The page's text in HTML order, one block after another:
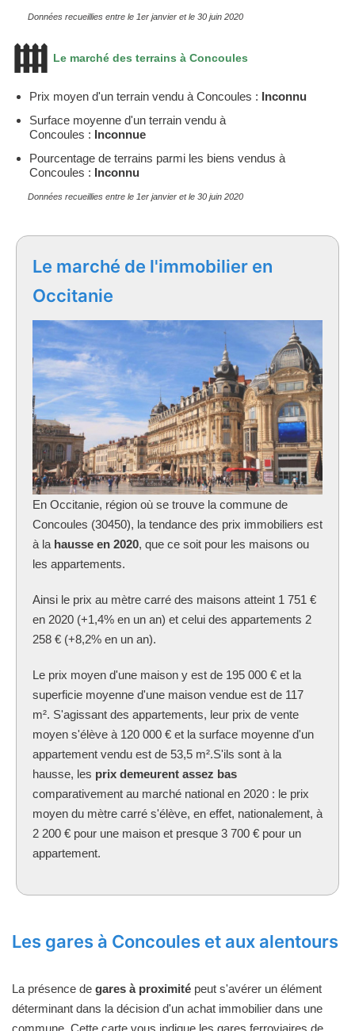
Données recueillies entre le 1er janvier et le 30 juin 2020
Le marché des terrains à Concoules
Prix moyen d'un terrain vendu à Concoules : Inconnu
Surface moyenne d'un terrain vendu à
Concoules : Inconnue
Pourcentage de terrains parmi les biens vendus à
Concoules : Inconnu
Données recueillies entre le 1er janvier et le 30 juin 2020
Le marché de l'immobilier en
Occitanie
En Occitanie, région où se trouve la commune de
Concoules (30450), la tendance des prix immobiliers est
à la hausse en 2020, que ce soit pour les maisons ou
les appartements.
Ainsi le prix au mètre carré des maisons atteint 1 751 €
en 2020 (+1,4% en un an) et celui des appartements 2
258 € (+8,2% en un an).
Le prix moyen d'une maison y est de 195 000 € et la
superficie moyenne d'une maison vendue est de 117
m². S'agissant des appartements, leur prix de vente
moyen s'élève à 120 000 € et la surface moyenne d'un
appartement vendu est de 53,5 m².S'ils sont à la
hausse, les prix demeurent assez bas
comparativement au marché national en 2020 : le prix
moyen du mètre carré s'élève, en effet, nationalement, à
2 200 € pour une maison et presque 3 700 € pour un
appartement.
Les gares à Concoules et aux alentours
La présence de gares à proximité peut s'avérer un élément
déterminant dans la décision d'un achat immobilier dans une
commune. Cette carte vous indique les gares ferroviaires de